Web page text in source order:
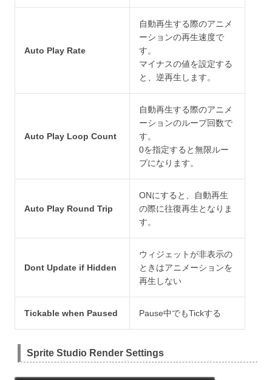
Auto Play Rate
自動再生する際のアニメ
ーションの再生速度で
す。
マイナスの値を設定する
と、逆再生します。
Auto Play Loop Count
自動再生する際のアニメ
ーションのループ回数で
す。
0を指定すると無限ルー
プになります。
Auto Play Round Trip
ONにすると、自動再生
の際に往復再生となりま
す。
Dont Update if Hidden
ウィジェットが非表示の
ときはアニメーションを
再生しない
Tickable when Paused Pause中でもTickする
Sprite Studio Render Settings